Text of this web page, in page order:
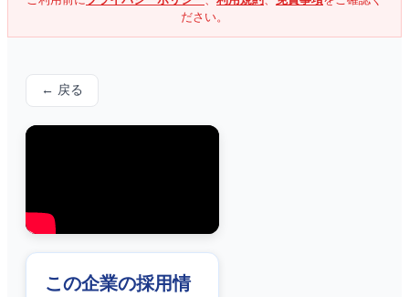
ださい。
← 戻る
この企業の採用情